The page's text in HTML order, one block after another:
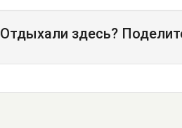
Отдыхали здесь?